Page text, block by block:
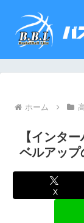
ホーム
【インタ
ベルアップ
X